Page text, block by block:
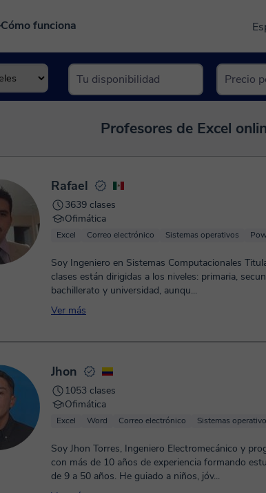
Cómo funciona
Profesores de Excel
Rafael
3639 clases
Ofimática
Excel Correo electrónico Sistemas operativos
Soy Ingeniero en Sistemas Computacionales
clases están dirigidas a los niveles: primaria,
bachillerato y universidad, aunqu...
Ver más
Jhon
1053 clases
Ofimática
Excel Word Correo electrónico Sistemas
Soy Jhon Torres, Ingeniero Electromecánico y
con más de 10 años de experiencia formando
de 9 a 50 años. He guiado a niños, jóv...